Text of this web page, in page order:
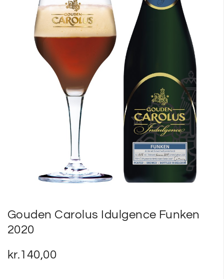
Gouden Carolus Idulgence Funken
2020
kr.140,00